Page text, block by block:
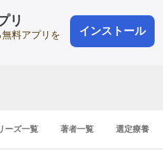
リ
料アプリを
インストール
会員登録
登録1分
ーズ一覧 著者一覧 選定療養